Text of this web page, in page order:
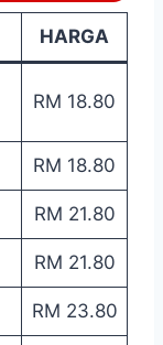
HARGA
RM 18.80
RM 18.80
RM 21.80
RM 21.80
RM 23.80